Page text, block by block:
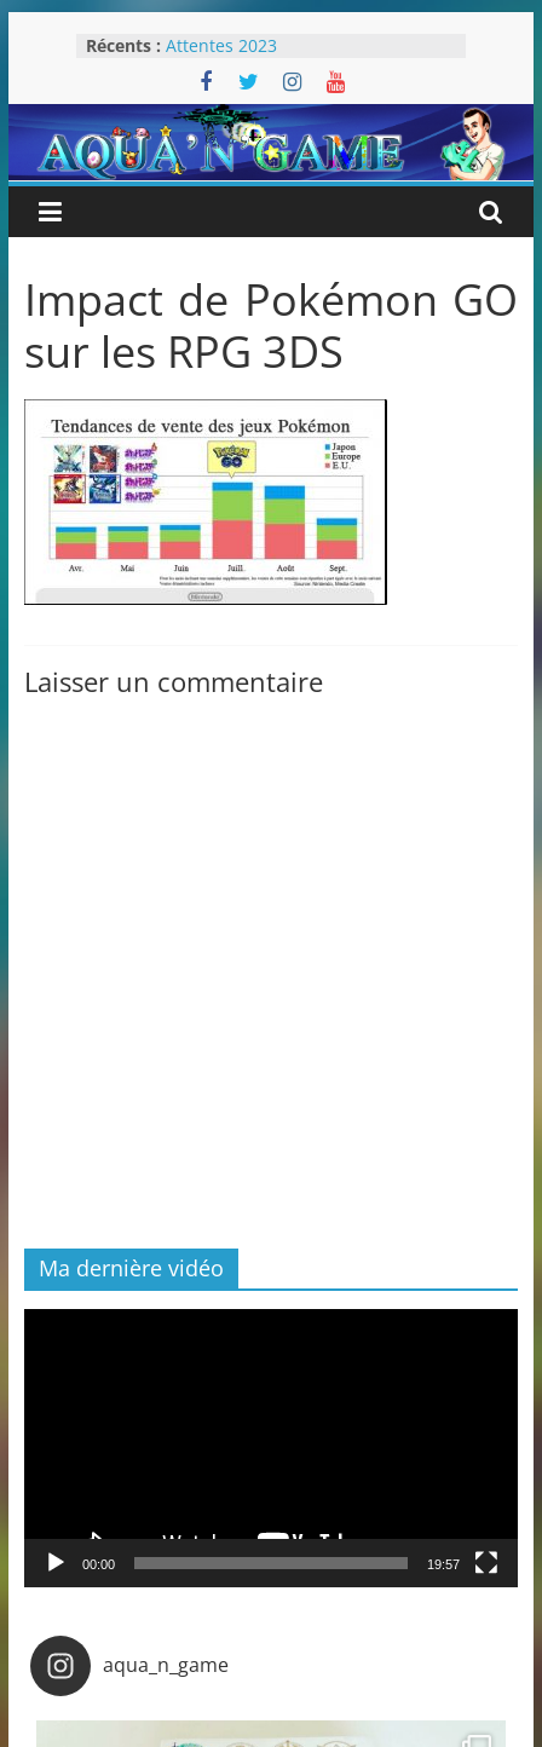
Récents : Attentes 2023
Rétrospective 2022
« Splatoon 3 est-il nécessaire ? »
« Dans les coulisses des JV Harry
Potter »
Pokémon Écarlate : ceci est une
révolution (ou pas) !
Impact de Pokémon GO
sur les RPG 3DS
Laisser un commentaire
Ma dernière vidéo
00:00 19:57
aqua_n_game